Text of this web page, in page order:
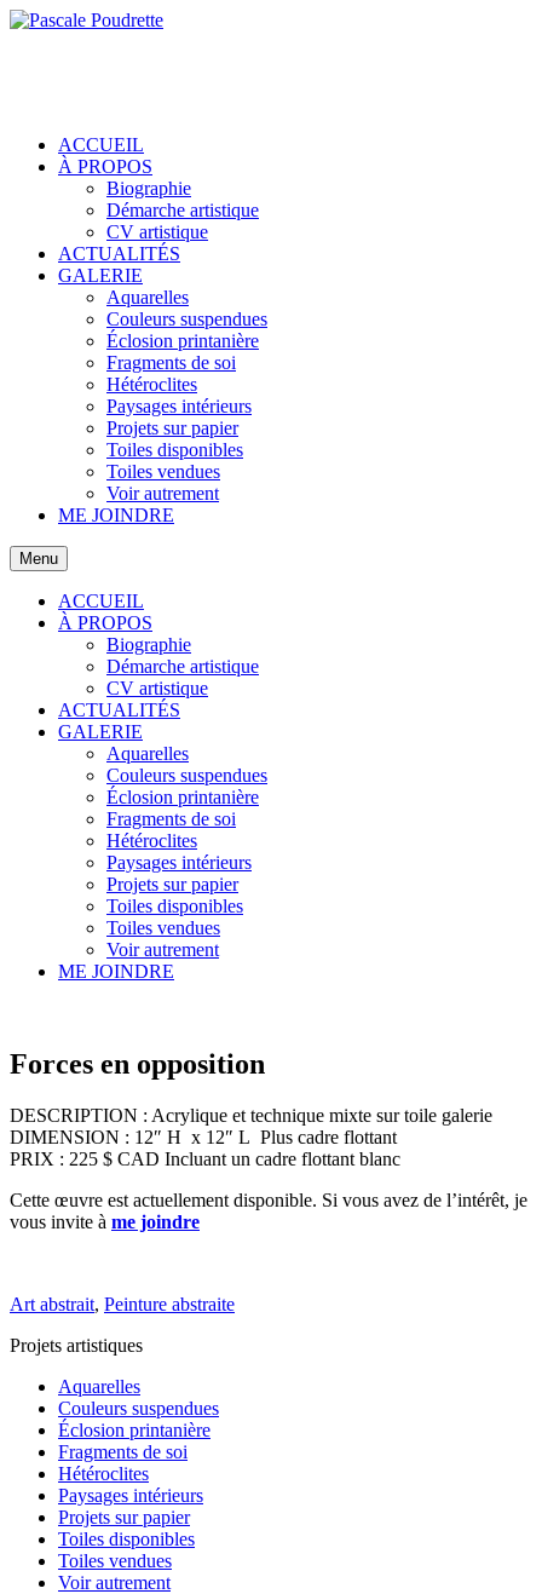
ACCUEIL
À PROPOS
Biographie
Démarche artistique
CV artistique
ACTUALITÉS
GALERIE
Aquarelles
Couleurs suspendues
Éclosion printanière
Fragments de soi
Hétéroclites
Paysages intérieurs
Projets sur papier
Toiles disponibles
Toiles vendues
Voir autrement
ME JOINDRE
Menu
ACCUEIL
À PROPOS
Biographie
Démarche artistique
CV artistique
ACTUALITÉS
GALERIE
Aquarelles
Couleurs suspendues
Éclosion printanière
Fragments de soi
Hétéroclites
Paysages intérieurs
Projets sur papier
Toiles disponibles
Toiles vendues
Voir autrement
ME JOINDRE
Forces en opposition
DESCRIPTION : Acrylique et technique mixte sur toile galerie
DIMENSION : 12″ H x 12″ L Plus cadre flottant
PRIX : 225 $ CAD Incluant un cadre flottant blanc
Cette œuvre est actuellement disponible. Si vous avez de l’intérêt, je
vous invite à me joindre
Art abstrait, Peinture abstraite
Projets artistiques
Aquarelles
Couleurs suspendues
Éclosion printanière
Fragments de soi
Hétéroclites
Paysages intérieurs
Projets sur papier
Toiles disponibles
Toiles vendues
Voir autrement